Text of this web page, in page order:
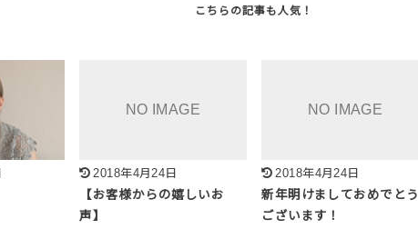
2018年4月24日
【お客様からの嬉しいお
声】
2018年4月24日
新年明けましておめでとう
ございます！